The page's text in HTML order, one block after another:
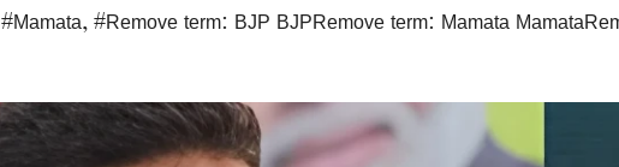
#Mamata, #Remove term: BJP BJPRemove term: Mamata